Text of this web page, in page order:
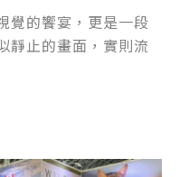
覺的饗宴，更是一段
靜止的畫面，實則流